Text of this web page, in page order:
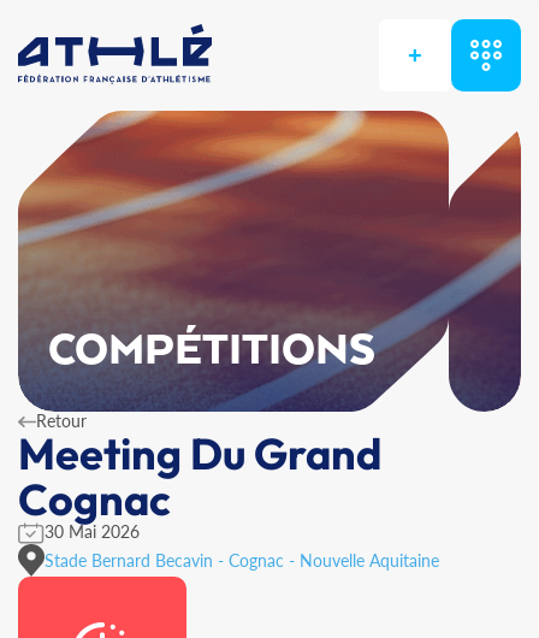
+
COMPÉTITIONS
Retour
Meeting Du Grand
Cognac
30 Mai 2026
Stade Bernard Becavin - Cognac - Nouvelle Aquitaine